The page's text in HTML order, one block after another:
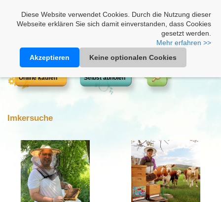
Diese Website verwendet Cookies. Durch die Nutzung dieser
Webseite erklären Sie sich damit einverstanden, dass Cookies
gesetzt werden.
Mehr erfahren >>
Akzeptieren
Keine optionalen Cookies
Online kaufen Selbst abholen
Imkersuche